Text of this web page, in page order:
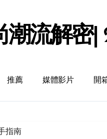
潮流解密|
推薦 媒體影片 開
指南